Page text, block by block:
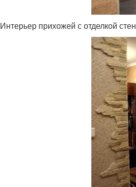
Интерьер прихожей с отделкой стен